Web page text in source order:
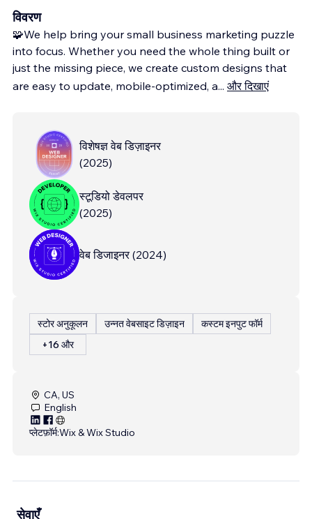
विवरण
🧩We help bring your small business marketing puzzle
into focus. Whether you need the whole thing built or
just the missing piece, we create custom designs that
are easy to update, mobile-optimized, a... और दिखाएं
विशेषज्ञ वेब डिज़ाइनर
(2025)
स्टूडियो डेवलपर
(2025)
वेब डिजाइनर(2024)
स्टोर अनुकूलन उन्नत वेबसाइट डिज़ाइन
कस्टम इनपुट फॉर्म
+16 और
CA, US
English
प्लेटफ़ॉर्म:Wix & Wix Studio
सेवाएँ